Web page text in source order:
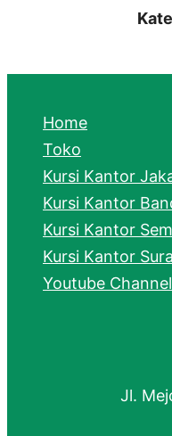
r
h
Home
Toko
Kursi Kantor
Kursi Kantor
Kursi Kantor
Kursi Kantor
Youtube Channel
Jl.